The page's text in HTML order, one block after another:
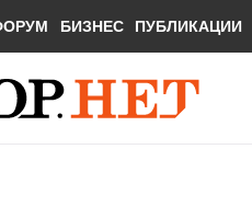
БИЗНЕС ПУБЛИКАЦИИ